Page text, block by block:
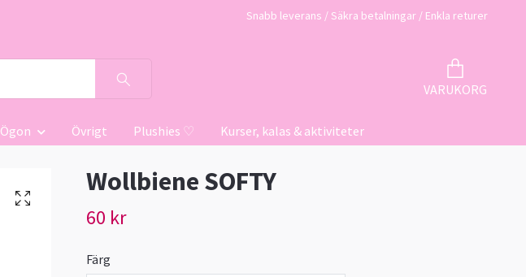
Snabb leverans / Säkra betalningar / Enkla returer
VARUKORG
Ögon Övrigt Plushies ♡ Kurser, kalas & aktiviteter
Wollbiene SOFTY
60 kr
Färg